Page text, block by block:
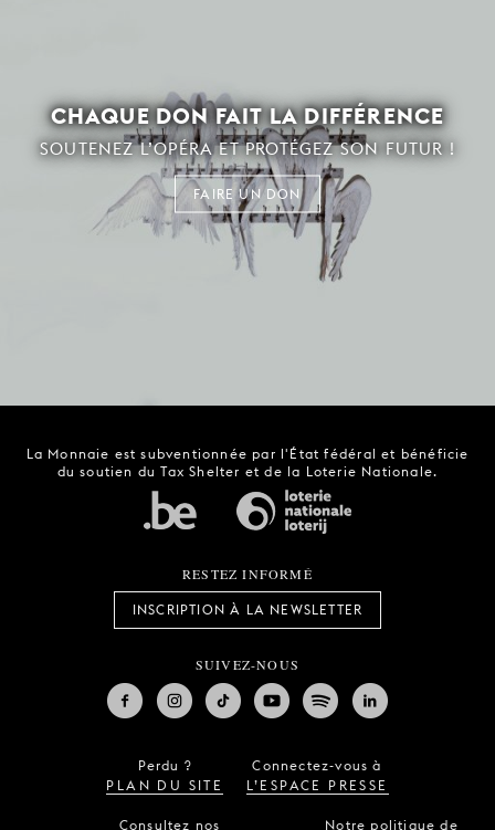
CHAQUE DON FAIT LA DIFFÉRENCE
SOUTENEZ L’OPÉRA ET PROTÉGEZ SON FUTUR !
FAIRE UN DON
La Monnaie est subventionnée par l'État fédéral et bénéficie
du soutien du Tax Shelter et de la Loterie Nationale.
RESTEZ INFORMÉ
INSCRIPTION À LA NEWSLETTER
SUIVEZ-NOUS
Perdu ?
PLAN DU SITE
Connectez-vous à
L’ESPACE PRESSE
Consultez nos Notre politique de